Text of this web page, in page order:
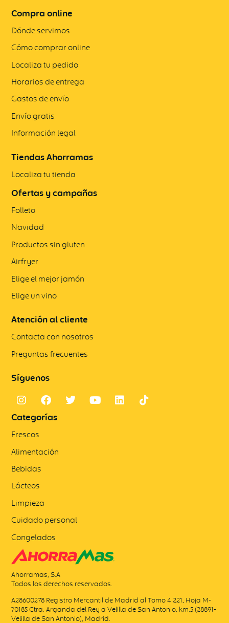
Compra online
Dónde servimos
Cómo comprar online
Localiza tu pedido
Horarios de entrega
Gastos de envío
Envío gratis
Información legal
Tiendas Ahorramas
Localiza tu tienda
Ofertas y campañas
Folleto
Navidad
Productos sin gluten
Airfryer
Elige el mejor jamón
Elige un vino
Atención al cliente
Contacta con nosotros
Preguntas frecuentes
Síguenos
Categorías
Frescos
Alimentación
Bebidas
Lácteos
Limpieza
Cuidado personal
Congelados
Ahorramas, S.A
Todos los derechos reservados.
A28600278 Registro Mercantil de Madrid al Tomo 4.221, Hoja M-
70185 Ctra. Arganda del Rey a Velilla de San Antonio, km.5 (28891-
Velilla de San Antonio), Madrid.